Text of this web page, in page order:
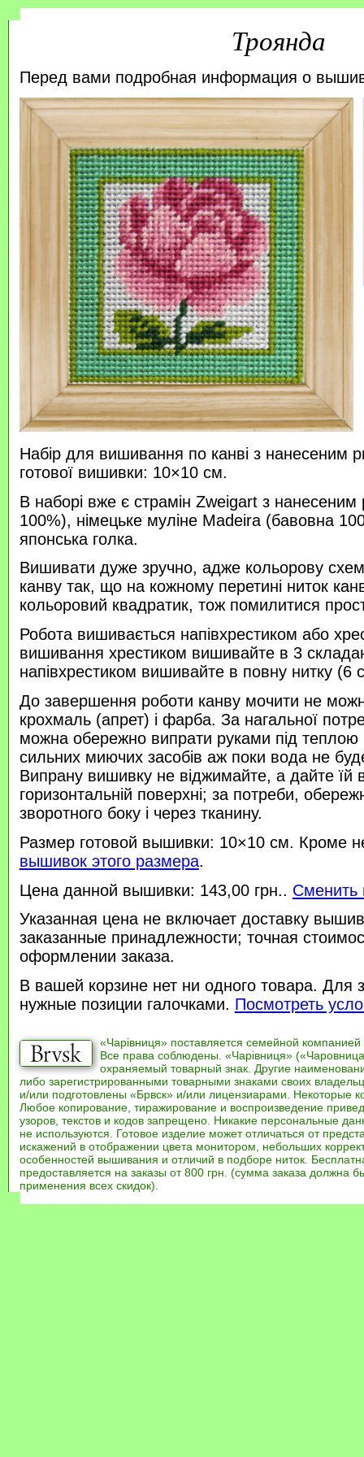
Троянда
Перед вами подробная информация о
Набір для вишивання по канві з нанесеним
готової вишивки: 10×10 см.
В наборі вже є страмін Zweigart з
100%), німецьке муліне Madeira (бавовна
японська голка.
Вишивати дуже зручно, адже кольорову
канву так, що на кожному перетині ниток
кольоровий квадратик, тож помилитися
Робота вишивається напівхрестиком або
вишивання хрестиком вишивайте в 3
напівхрестиком вишивайте в повну нитку (6
До завершення роботи канву мочити не
крохмаль (апрет) і фарба. За нагальної
можна обережно випрати руками під
сильних миючих засобів аж поки вода не
Випрану вишивку не віджимайте, а дайте їй
горизонтальній поверхні; за потреби,
зворотного боку і через тканину.
Размер готовой вышивки: 10×10 см. Кроме
вышивок этого размера.
Цена данной вышивки: 143,00 грн.. Сменить
Указанная цена не включает доставку
заказанные принадлежности; точная
оформлении заказа.
В вашей корзине нет ни одного товара. Для
нужные позиции галочками. Посмотреть
«Чарівниця» поставляется семейной компанией
Все права соблюдены. «Чарівниця»
охраняемый товарный знак. Другие
либо зарегистрированными товарными знаками своих
и/или подготовлены «Брвск» и/или лицензиарами. Некоторые
Любое копирование, тиражирование и воспроизведение
узоров, текстов и кодов запрещено. Никакие персональные
не используются. Готовое изделие может отличаться от
искажений в отображении цвета монитором, небольших
особенностей вышивания и отличий в подборе ниток.
предоставляется на заказы от 800 грн. (сумма заказа должна
применения всех скидок).